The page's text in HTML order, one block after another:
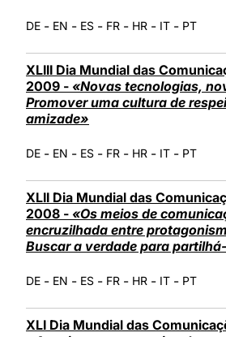
DE - EN - ES - FR - HR - IT - PT
XLIII Dia Mundial das
2009 - «Novas tecnologias,
Promover uma cultura de
amizade»
DE - EN - ES - FR - HR - IT - PT
XLII Dia Mundial das
2008 - «Os meios de
encruzilhada entre
Buscar a verdade para
DE - EN - ES - FR - HR - IT - PT
XLI Dia Mundial das